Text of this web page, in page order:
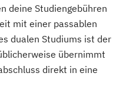
deine Studiengebühren
mit einer passablen
dualen Studiums ist der
übernimmt
direkt in eine